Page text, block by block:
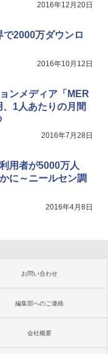
2016年12月20日
2000万ダウンロ
2016年10月12日
ンメディア「MER
1人あたりの月間
2016年7月28日
用者が5000万人
に～ニールセン調
2016年4月8日
お問い合わせ
編集部へのご連絡
会社概要